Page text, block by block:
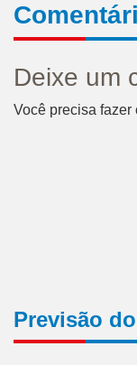
Deixe um
Você precisa fazer
Previsão